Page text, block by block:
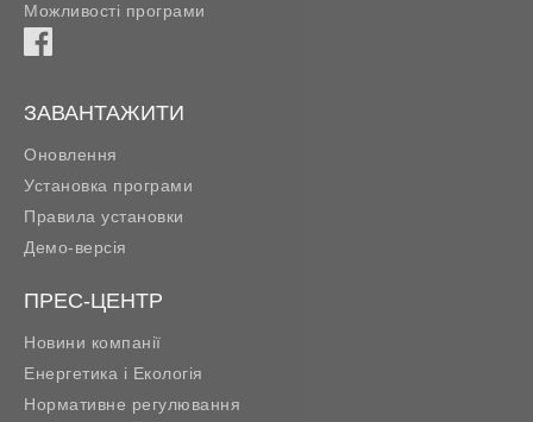
Можливості програми
ЗАВАНТАЖИТИ
Оновлення
Установка програми
Правила установки
Демо-версія
ПРЕС-ЦЕНТР
Новини компанії
Енергетика і Екологія
Нормативне регулювання